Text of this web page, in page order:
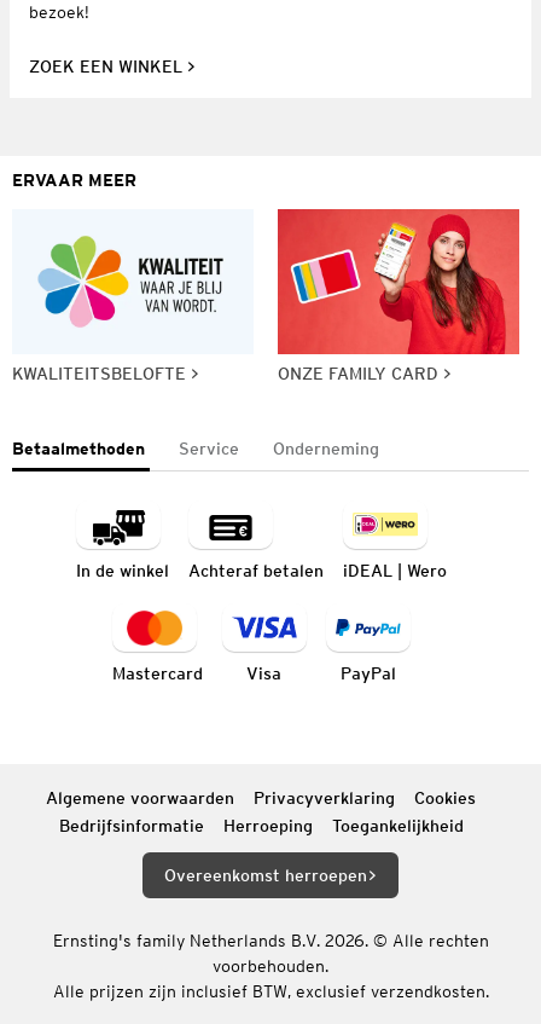
bezoek!
ZOEK EEN WINKEL
ERVAAR MEER
KWALITEITSBELOFTE ONZE FAMILY CARD
Betaalmethoden Service Onderneming
In de winkel Achteraf betalen iDEAL | Wero
Mastercard Visa PayPal
Algemene voorwaarden Privacyverklaring
Cookies
Bedrijfsinformatie
Herroeping Toegankelijkheid
Overeenkomst herroepen
Ernsting's family Netherlands B.V. 2026. © Alle rechten
voorbehouden.
Alle prijzen zijn inclusief BTW, exclusief verzendkosten.